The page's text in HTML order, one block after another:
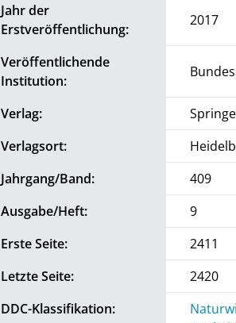
Jahr der
Erstveröffentlichung:
2017
Veröffentlichende
Institution:
Verlag:
Verlagsort:
Jahrgang/Band:
409
Ausgabe/Heft:
9
Erste Seite:
2411
Letzte Seite:
2420
DDC-Klassifikation: